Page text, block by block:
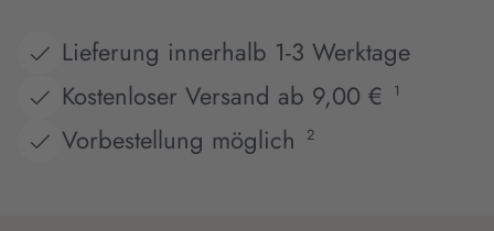
Lieferung innerhalb 1-3 Werktage
Kostenloser Versand ab 9,00 €
1
Vorbestellung möglich 2